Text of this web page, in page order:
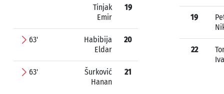
Tinjak
Emir
19
63'
Habibija
Eldar
20
63'
Šurković
Hanan
21
19
22